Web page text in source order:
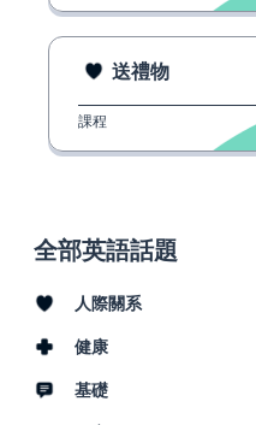
全部英語話題
人際關系
健康
基礎
送禮物
課程